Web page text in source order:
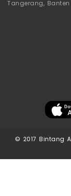
Tangerang, Banten
© 2017 Bintang